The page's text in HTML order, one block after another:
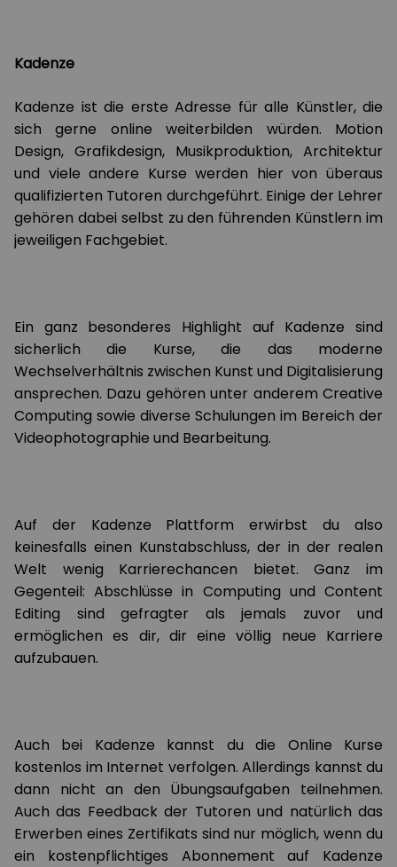
Kadenze
Kadenze ist die erste Adresse für alle Künstler, die
sich gerne online weiterbilden würden. Motion
Design, Grafikdesign, Musikproduktion, Architektur
und viele andere Kurse werden hier von überaus
qualifizierten Tutoren durchgeführt. Einige der Lehrer
gehören dabei selbst zu den führenden Künstlern im
jeweiligen Fachgebiet.
Ein ganz besonderes Highlight auf Kadenze sind
sicherlich die Kurse, die das moderne
Wechselverhältnis zwischen Kunst und Digitalisierung
ansprechen. Dazu gehören unter anderem Creative
Computing sowie diverse Schulungen im Bereich der
Videophotographie und Bearbeitung.
Auf der Kadenze Plattform erwirbst du also
keinesfalls einen Kunstabschluss, der in der realen
Welt wenig Karrierechancen bietet. Ganz im
Gegenteil: Abschlüsse in Computing und Content
Editing sind gefragter als jemals zuvor und
ermöglichen es dir, dir eine völlig neue Karriere
aufzubauen.
Auch bei Kadenze kannst du die Online Kurse
kostenlos im Internet verfolgen. Allerdings kannst du
dann nicht an den Übungsaufgaben teilnehmen.
Auch das Feedback der Tutoren und natürlich das
Erwerben eines Zertifikats sind nur möglich, wenn du
ein kostenpflichtiges Abonnement auf Kadenze